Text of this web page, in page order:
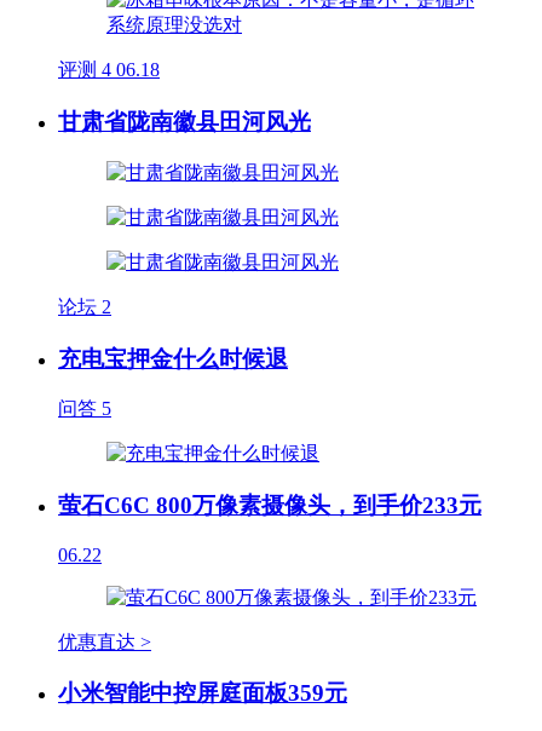
评测 4 06.18
甘肃省陇南徽县田河风光
论坛 2
充电宝押金什么时候退
问答 5
萤石C6C 800万像素摄像头，到手价233元
06.22
优惠直达 >
小米智能中控屏庭面板359元